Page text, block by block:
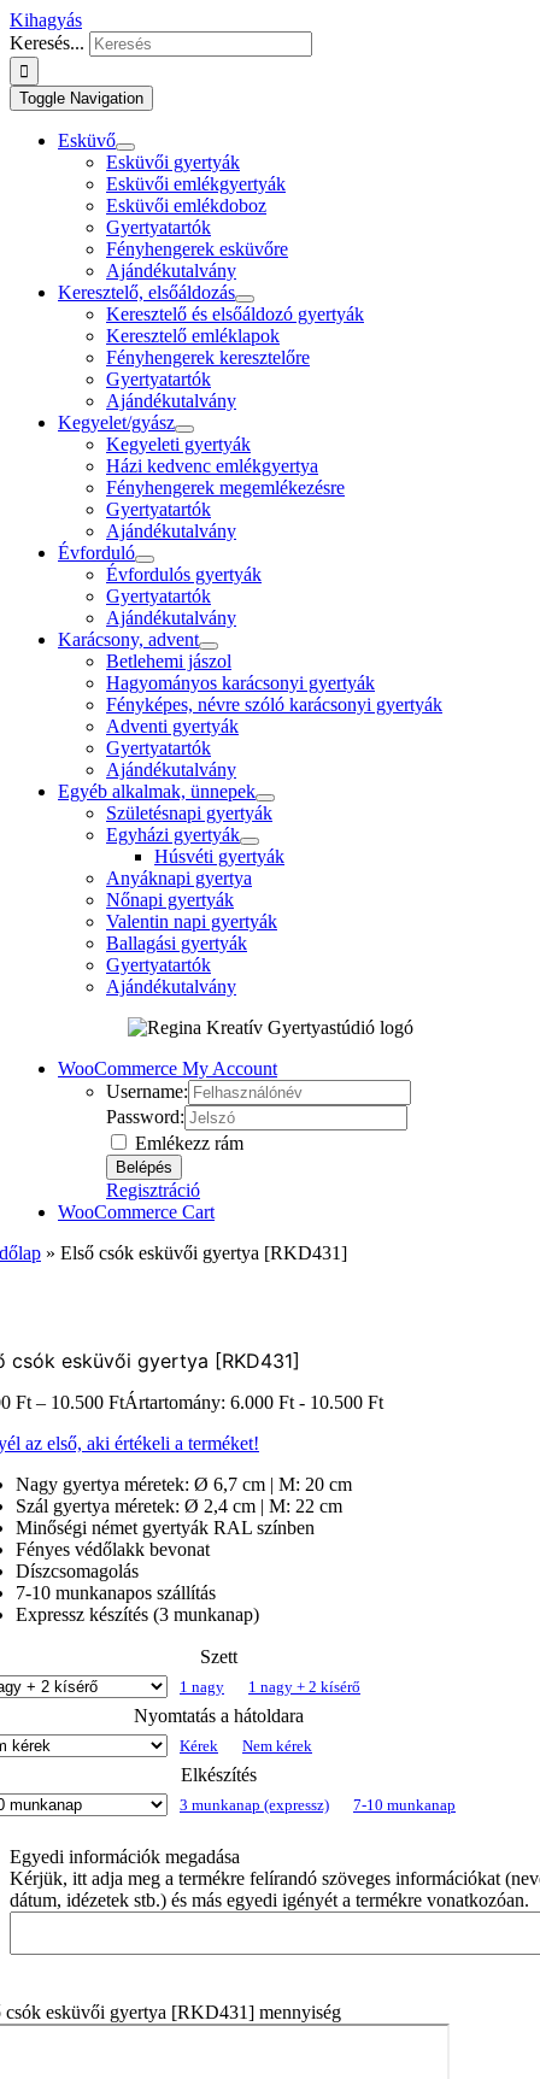
Kihagyás
Keresés...
Toggle Navigation
Esküvő
Esküvői gyertyák
Esküvői emlékgyertyák
Esküvői emlékdoboz
Gyertyatartók
Fényhengerek esküvőre
Ajándékutalvány
Keresztelő, elsőáldozás
Keresztelő és elsőáldozó gyertyák
Keresztelő emléklapok
Fényhengerek keresztelőre
Gyertyatartók
Ajándékutalvány
Kegyelet/gyász
Kegyeleti gyertyák
Házi kedvenc emlékgyertya
Fényhengerek megemlékezésre
Gyertyatartók
Ajándékutalvány
Évforduló
Évfordulós gyertyák
Gyertyatartók
Ajándékutalvány
Karácsony, advent
Betlehemi jászol
Hagyományos karácsonyi gyertyák
Fényképes, névre szóló karácsonyi gyertyák
Adventi gyertyák
Gyertyatartók
Ajándékutalvány
Egyéb alkalmak, ünnepek
Születésnapi gyertyák
Egyházi gyertyák
Húsvéti gyertyák
Anyáknapi gyertya
Nőnapi gyertyák
Valentin napi gyertyák
Ballagási gyertyák
Gyertyatartók
Ajándékutalvány
WooCommerce My Account
Username:
Password:
Emlékezz rám
Regisztráció
WooCommerce Cart
» Első csók esküvői gyertya [RKD431]
csók esküvői gyertya [RKD431]
Ft – 10.500 FtÁrtartomány: 6.000 Ft - 10.500 Ft
az első, aki értékeli a terméket!
Nagy gyertya méretek: Ø 6,7 cm | M: 20 cm
Szál gyertya méretek: Ø 2,4 cm | M: 22 cm
Minőségi német gyertyák RAL színben
Fényes védőlakk bevonat
Díszcsomagolás
7-10 munkanapos szállítás
Expressz készítés (3 munkanap)
Szett
1 nagy 1 nagy + 2 kísérő
Nyomtatás a hátoldara
Kérek Nem kérek
Elkészítés
3 munkanap (expressz) 7-10 munkanap
Egyedi információk megadása
Kérjük, itt adja meg a termékre felírandó szöveges információkat
dátum, idézetek stb.) és más egyedi igényét a termékre vonatkozóan.
csók esküvői gyertya [RKD431] mennyiség